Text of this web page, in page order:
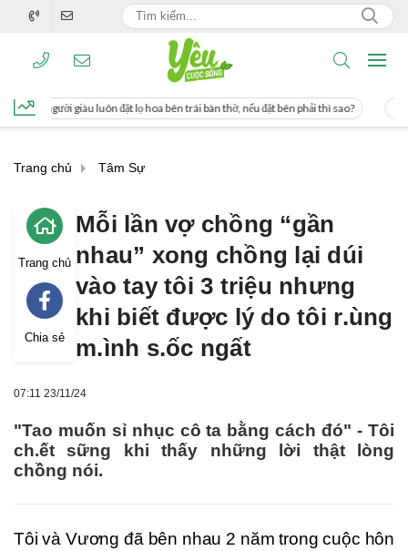
hoa bên trái bàn thờ, nếu đặt bên phải thì sao? Cách uống nước mía giúp
Trang chủ Tâm Sự
Trang chủ
Chia sẻ
Mỗi lần vợ chồng “gần
nhau” xong chồng lại dúi
vào tay tôi 3 triệu nhưng
khi biết được lý do tôi r.ùng
m.ình s.ốc ngất
07:11 23/11/24
"Tao muốn sỉ nhục cô ta bằng cách đó" - Tôi
ch.ết sững khi thấy những lời thật lòng
chồng nói.
Tôi và Vương đã bên nhau 2 năm trong cuộc hôn